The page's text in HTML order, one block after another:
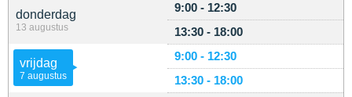
donderdag
13 augustus
9:00 - 12:30
13:30 - 18:00
vrijdag
7 augustus
9:00 - 12:30
13:30 - 18:00